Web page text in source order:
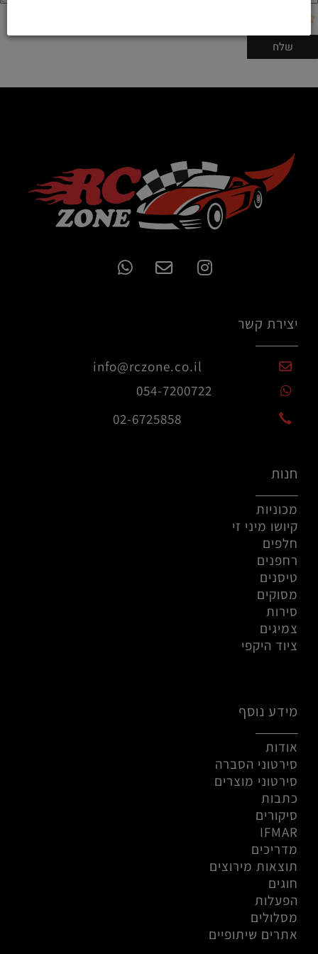
יצירת קשר
info@rczone.co.il
054-7200722
02-6725858
חנות
מכוניות
קיושו מיני זי
חלפים
רחפנים
טיסנים
מסוקים
סירות
צמיגים
ציוד היקפי
מידע נוסף
אודות
סירטוני הסברה
סירטוני מוצרים
כתבות
סיקורים
IFMAR
מדריכים
תוצאות מירוצים
חוגים
הפעלות
מסלולים
אתרים שיתופיים